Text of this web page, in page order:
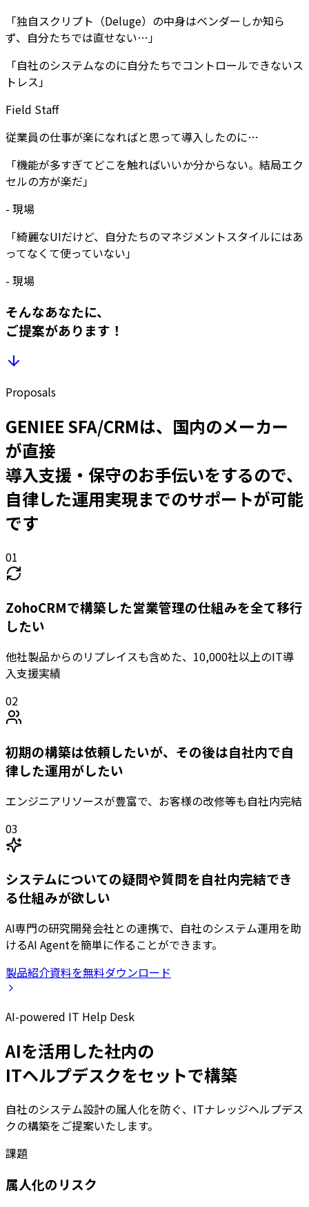
「独自スクリプト（Deluge）の中身はベンダーしか知ら
ず、自分たちでは直せない…」
「自社のシステムなのに自分たちでコントロールできないス
トレス」
Field Staff
従業員の仕事が楽になればと思って導入したのに…
「機能が多すぎてどこを触ればいいか分からない。結局エク
セルの方が楽だ」
- 現場
「綺麗なUIだけど、自分たちのマネジメントスタイルにはあ
ってなくて使っていない」
- 現場
そんなあなたに、
ご提案があります！
Proposals
GENIEE SFA/CRMは、国内のメーカー
が直接
導入支援・保守のお手伝いをするので、
自律した運用実現までのサポートが可能
です
01
ZohoCRMで構築した営業管理の仕組みを全て移行
したい
他社製品からのリプレイスも含めた、10,000社以上のIT導
入支援実績
02
初期の構築は依頼したいが、その後は自社内で自
律した運用がしたい
エンジニアリソースが豊富で、お客様の改修等も自社内完結
03
システムについての疑問や質問を自社内完結でき
る仕組みが欲しい
AI専門の研究開発会社との連携で、自社のシステム運用を助
けるAI Agentを簡単に作ることができます。
製品紹介資料を無料ダウンロード
AI-powered IT Help Desk
AIを活用した社内の
ITヘルプデスクをセットで構築
自社のシステム設計の属人化を防ぐ、ITナレッジヘルプデス
クの構築をご提案いたします。
課題
属人化のリスク